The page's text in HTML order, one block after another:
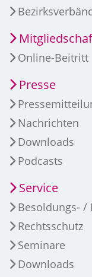
Online-Beitritt
Presse
Nachrichten
Downloads
Podcasts
Service
Besoldungs- /
Rechtsschutz
Seminare
Downloads